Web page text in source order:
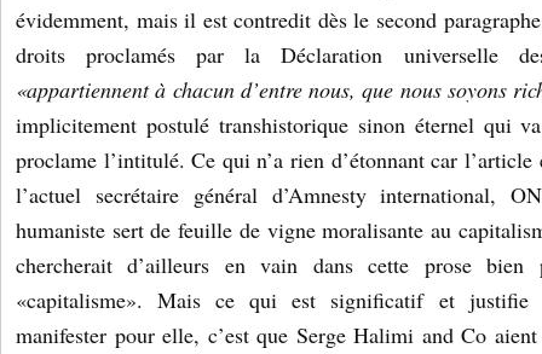
évidemment, mais il est contredit dès le second
droits proclamés par la Déclaration universelle
«appartiennent à chacun d’entre nous, que nous soyons
implicitement postulé transhistorique sinon éternel qui
proclame l’intitulé. Ce qui n’a rien d’étonnant car
l’actuel secrétaire général d’Amnesty international,
humaniste sert de feuille de vigne moralisante au
chercherait d’ailleurs en vain dans cette prose bien
«capitalisme». Mais ce qui est significatif et justifie
manifester pour elle, c’est que Serge Halimi and Co